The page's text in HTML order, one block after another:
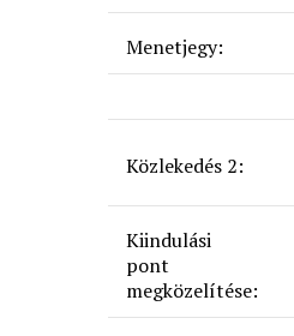
Menetjegy:
Közlekedés 2:
Kiindulási
pont
megközelítése: